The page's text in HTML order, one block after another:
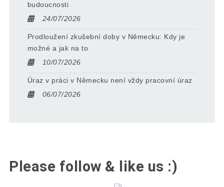
budoucnosti
24/07/2026
Prodloužení zkušební doby v Německu: Kdy je
možné a jak na to
10/07/2026
Úraz v práci v Německu není vždy pracovní úraz
06/07/2026
Please follow & like us :)